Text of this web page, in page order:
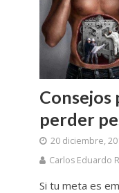
Consejos
perder
20 diciembre,
Carlos Eduardo
Si tu meta es